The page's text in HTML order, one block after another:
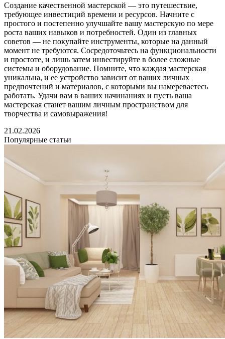
Создание качественной мастерской — это путешествие,
требующее инвестиций времени и ресурсов. Начните с
простого и постепенно улучшайте вашу мастерскую по мере
роста ваших навыков и потребностей. Один из главных
советов — не покупайте инструменты, которые на данный
момент не требуются. Сосредоточьтесь на функциональности
и простоте, и лишь затем инвестируйте в более сложные
системы и оборудование. Помните, что каждая мастерская
уникальна, и ее устройство зависит от ваших личных
предпочтений и материалов, с которыми вы намереваетесь
работать. Удачи вам в ваших начинаниях и пусть ваша
мастерская станет вашим личным пространством для
творчества и самовыражения!
21.02.2026
Популярные статьи